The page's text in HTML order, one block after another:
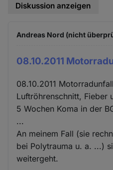
Diskussion anzeigen
Andreas Nord (nicht
08.10.2011
08.10.2011
Luftröhrenschnitt, Fieber
5 Wochen Koma in der
...
An meinem Fall (sie
bei Polytrauma u. a. ...)
weitergeht.